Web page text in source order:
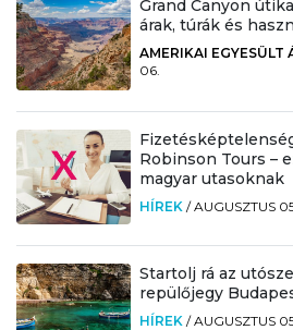
Grand Canyon
árak, túrák és
AMERIKAI EGYESÜLT
06.
Robinson Tours –
magyar utasoknak
HÍREK /AUGUSZTUS
Startolj rá az
repülőjegy
HÍREK /AUGUSZTUS